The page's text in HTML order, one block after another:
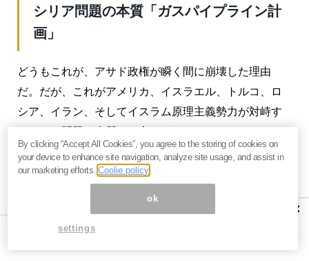
シリア問題の本質「ガスパイプライン計
画」
どうもこれが、アサド政権が瞬く間に崩壊した理由
だ。だが、これがアメリカ、イスラエル、トルコ、ロ
シア、イラン、そしてイスラム原理主義勢力が対峙す
い。いまイスラエルの地上軍は、ダマスカスにまで迫
っている。そして、本質的な問題のひとつは、エネル
現在、エネルギー源としての天然ガスに注目が集まっ
×
By clicking “Accept All Cookies”, you agree to the storing of cookies on
your device to enhance site navigation, analyze site usage, and assist in
our marketing efforts.Coolie policy
ok
settings